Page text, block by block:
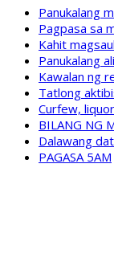
Panukalang
Pagpasa sa
Kahit
Panukalang
Kawalan ng
Tatlong
Curfew,
BILANG NG
Dalawang
PAGASA 5AM